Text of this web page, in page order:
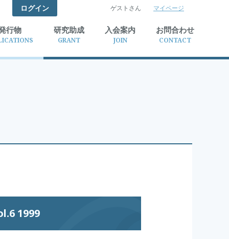
検索
ログイン ゲストさん マイページ
行物 研究助成
GRANT
入会案内
JOIN
お問合わせ
CONTACT
1999